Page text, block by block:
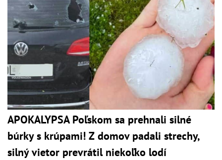
APOKALYPSA Poľskom sa prehnali silné
búrky s krúpami! Z domov padali strechy,
silný vietor prevrátil niekoľko lodí